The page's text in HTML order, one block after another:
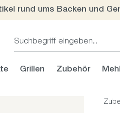
rund ums Backen und
Grillen Zubehör